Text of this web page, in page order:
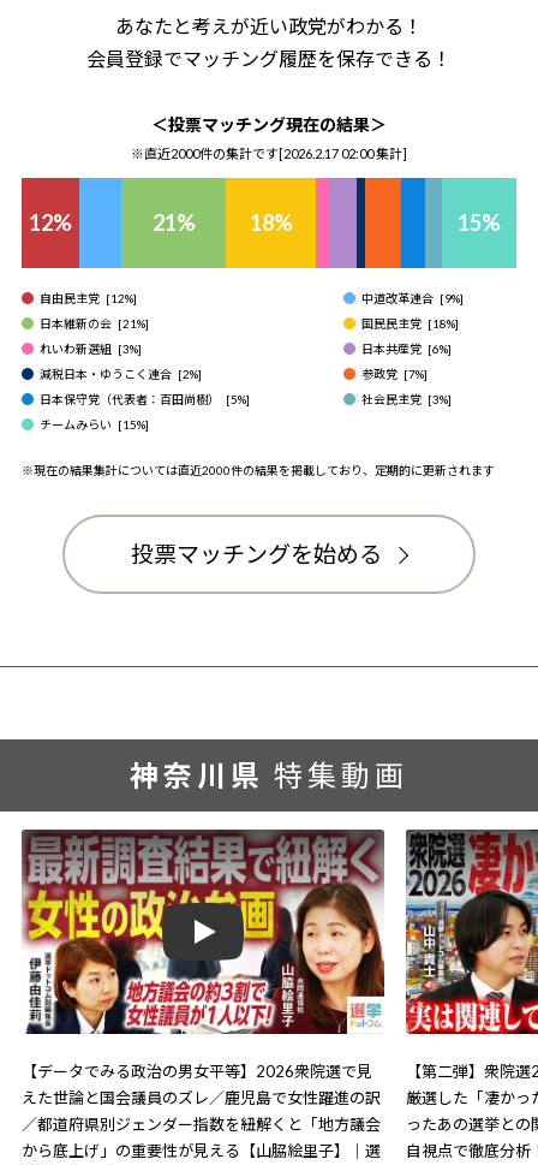
あなたと考えが近い政党がわかる！
会員登録でマッチング履歴を保存できる！
＜投票マッチング現在の結果＞
※直近2000件の集計です[2026.2.17 02:00集計]
12% 21% 18% 15%
自由民主党 [12%] 中道改革連合 [9%]
日本維新の会 [21%] 国民民主党 [18%]
れいわ新選組 [3%] 日本共産党 [6%]
減税日本・ゆうこく連合 [2%] 参政党 [7%]
日本保守党（代表者：百田尚樹）
[5%] 社会民主党 [3%]
チームみらい [15%]
※現在の結果集計については直近2000件の結果を掲載しており、定期的に更新されます
投票マッチングを始める
神奈川県 特集動画
Play
【データでみる政治の男女平等】2026衆院選で見
えた世論と国会議員のズレ／鹿児島で女性躍進の訳
／都道府県別ジェンダー指数を紐解くと「地方議会
から底上げ」の重要性が見える【山脇絵里子】｜選
【第二弾】衆院
厳選した「凄かっ
ったあの選挙と
自視点で徹底分析